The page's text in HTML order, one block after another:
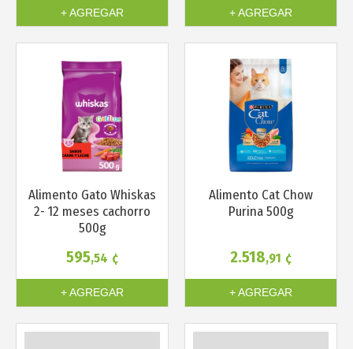
+ AGREGAR + AGREGAR
Alimento Gato Whiskas
2- 12 meses cachorro
500g
595,54 ¢
+ AGREGAR
Alimento Cat Chow
Purina 500g
2.518,91 ¢
+ AGREGAR
Más info Más info